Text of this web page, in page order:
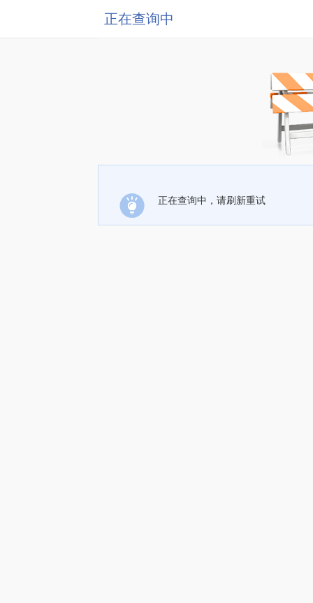
正在查询中
正在查询中，请刷新重试